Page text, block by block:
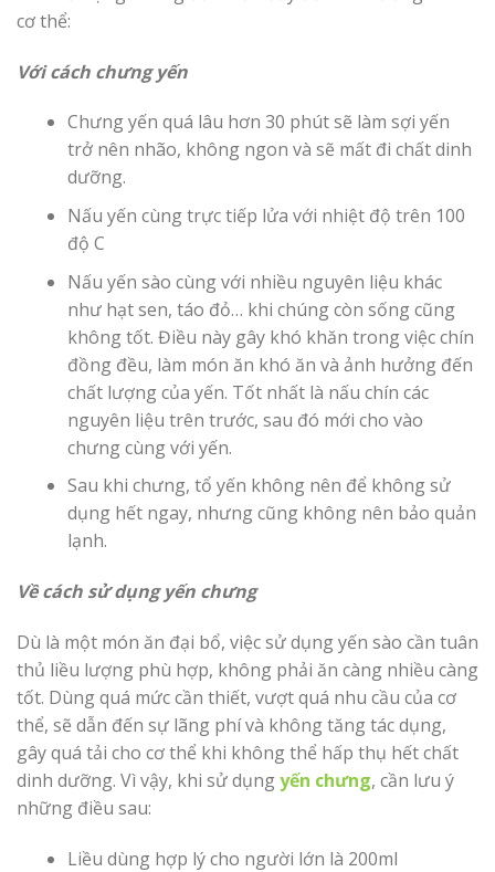
cơ thể:
Với cách chưng yến
Chưng yến quá lâu hơn 30 phút sẽ làm sợi yến
trở nên nhão, không ngon và sẽ mất đi chất dinh
dưỡng.
Nấu yến cùng trực tiếp lửa với nhiệt độ trên 100
độ C
Nấu yến sào cùng với nhiều nguyên liệu khác
như hạt sen, táo đỏ… khi chúng còn sống cũng
không tốt. Điều này gây khó khăn trong việc chín
đồng đều, làm món ăn khó ăn và ảnh hưởng đến
chất lượng của yến. Tốt nhất là nấu chín các
nguyên liệu trên trước, sau đó mới cho vào
chưng cùng với yến.
Sau khi chưng, tổ yến không nên để không sử
dụng hết ngay, nhưng cũng không nên bảo quản
lạnh.
Về cách sử dụng yến chưng
Dù là một món ăn đại bổ, việc sử dụng yến sào cần tuân
thủ liều lượng phù hợp, không phải ăn càng nhiều càng
tốt. Dùng quá mức cần thiết, vượt quá nhu cầu của cơ
thể, sẽ dẫn đến sự lãng phí và không tăng tác dụng,
gây quá tải cho cơ thể khi không thể hấp thụ hết chất
dinh dưỡng. Vì vậy, khi sử dụngyến chưng, cần lưu ý
những điều sau:
Liều dùng hợp lý cho người lớn là 200ml